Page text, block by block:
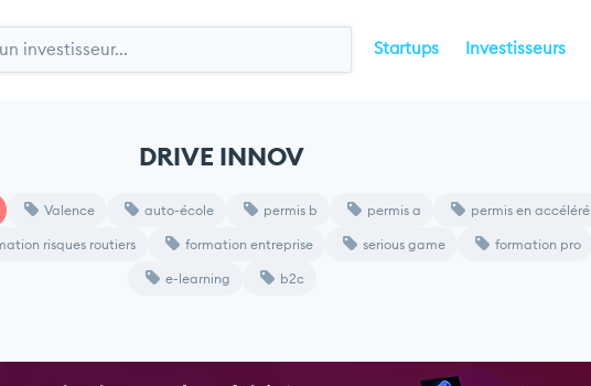
Startups Investisseurs
DRIVE INNOV
Valence auto-école permis b permis a permis en accéléré
risques routiers formation entreprise serious game formation pro
e-learning b2c